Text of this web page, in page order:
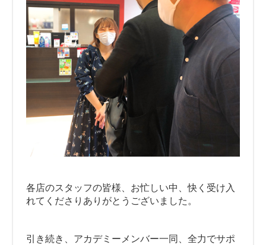
各店のスタッフの皆様、お忙しい中、快く受け入
れてくださりありがとうございました。
引き続き、アカデミーメンバー一同、全力でサポ